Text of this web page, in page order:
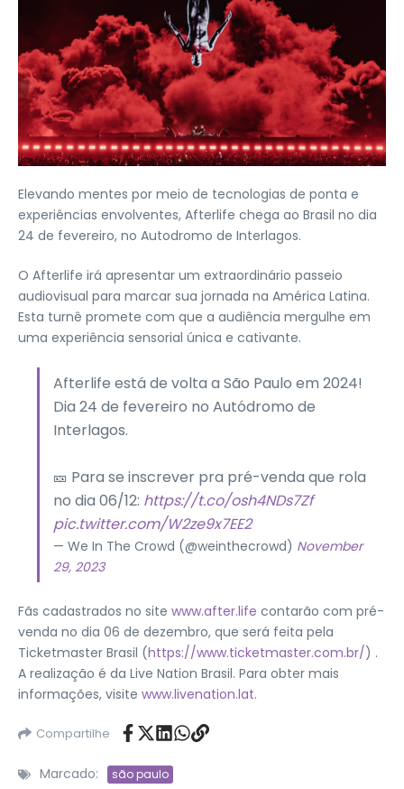
Elevando mentes por meio de tecnologias de ponta e
experiências envolventes, Afterlife chega ao Brasil no dia
24 de fevereiro, no Autodromo de Interlagos.
O Afterlife irá apresentar um extraordinário passeio
audiovisual para marcar sua jornada na América Latina.
Esta turnê promete com que a audiência mergulhe em
uma experiência sensorial única e cativante.
Afterlife está de volta a São Paulo em 2024!
Dia 24 de fevereiro no Autódromo de
Interlagos.
🎫 Para se inscrever pra pré-venda que rola
no dia 06/12: https://t.co/osh4NDs7Zf
pic.twitter.com/W2ze9x7EE2
— We In The Crowd (@weinthecrowd) November
29, 2023
Fãs cadastrados no site www.after.life contarão com pré-
venda no dia 06 de dezembro, que será feita pela
Ticketmaster Brasil (https://www.ticketmaster.com.br/) .
A realização é da Live Nation Brasil. Para obter mais
informações, visite www.livenation.lat.
Compartilhe
Marcado: são paulo